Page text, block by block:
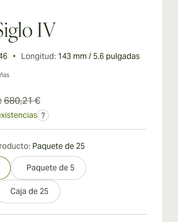
IV
Longitud: 143 mm / 5.6 pulgadas
680,21 €
?
Paquete de 25
Paquete de 5
Caja de 25